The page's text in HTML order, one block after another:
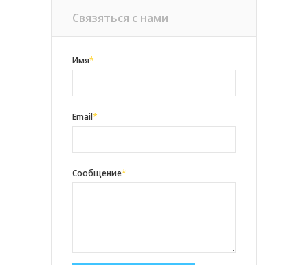
Связяться с нами
Имя*
Email*
Сообщение*